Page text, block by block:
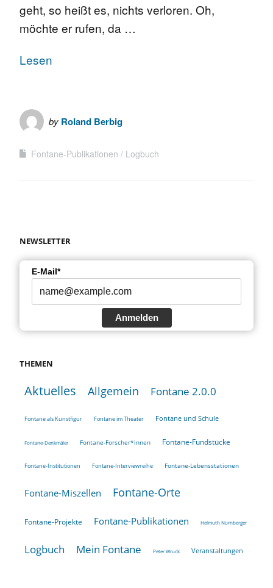
geht, so heißt es, nichts verloren. Oh,
möchte er rufen, da …
Lesen
by Roland Berbig
Fontane-Publikationen Logbuch
NEWSLETTER
E-Mail*
Anmelden
THEMEN
Aktuelles Allgemein Fontane 2.0.0
Fontane als Kunstfigur Fontane im Theater Fontane und Schule
Fontane-Denkmäler Fontane-Forscher*innen Fontane-Fundstücke
Fontane-Institutionen Fontane-Interviewreihe Fontane-Lebensstationen
Fontane-Miszellen Fontane-Orte
Fontane-Projekte Fontane-Publikationen Helmuth Nürnberger
Logbuch Mein Fontane Peter Wruck Veranstaltungen